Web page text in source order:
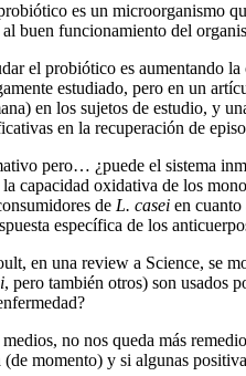
es un microorganismo
buen funcionamiento del
el probiótico es aumentando
estudiado, pero en un
en los sujetos de estudio, y
en la recuperación de
pero… ¿puede el sistema
la capacidad oxidativa de los
de L. casei en
específica de los
en una review a Science, se
, pero también otros) son usados
no nos queda más
momento) y si algunas